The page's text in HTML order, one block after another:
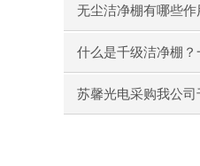
助力环保型半导体产
无尘洁净棚有哪些作